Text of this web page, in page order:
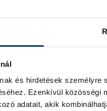
és hirdetések
Ezenkívül közösségi
adatait, akik